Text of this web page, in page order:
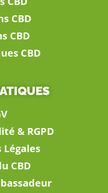
CBD
CBD
CBD
& RGPD
CBD